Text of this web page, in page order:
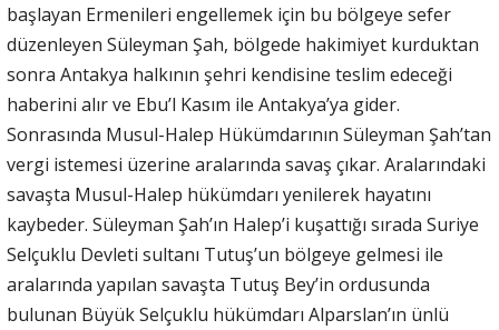
başlayan Ermenileri engellemek için bu bölgeye sefer
düzenleyen Süleyman Şah, bölgede hakimiyet kurduktan
sonra Antakya halkının şehri kendisine teslim edeceği
haberini alır ve Ebu’l Kasım ile Antakya’ya gider.
Sonrasında Musul-Halep Hükümdarının Süleyman Şah’tan
vergi istemesi üzerine aralarında savaş çıkar. Aralarındaki
savaşta Musul-Halep hükümdarı yenilerek hayatını
kaybeder. Süleyman Şah’ın Halep’i kuşattığı sırada Suriye
Selçuklu Devleti sultanı Tutuş’un bölgeye gelmesi ile
aralarında yapılan savaşta Tutuş Bey’in ordusunda
bulunan Büyük Selçuklu hükümdarı Alparslan’ın ünlü